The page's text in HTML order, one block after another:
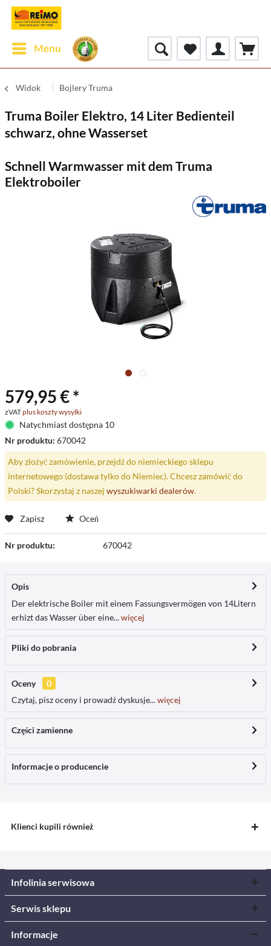
Menu
Widok Bojlery Truma
Truma Boiler Elektro, 14 Liter Bedienteil
schwarz, ohne Wasserset
Schnell Warmwasser mit dem Truma
Elektroboiler
579,95 € *
zVATplus koszty wysyłki
Natychmiast dostępna 10
Nr produktu: 670042
Aby złożyć zamówienie, przejdź do niemieckiego sklepu
internetowego (dostawa tylko do Niemiec). Chcesz zamówić do
Polski? Skorzystaj z naszej wyszukiwarki dealerów.
Zapisz Oceń
Nr produktu: 670042
Opis
Der elektrische Boiler mit einem Fassungsvermögen von 14Litern
erhizt das Wasser über eine...więcej
Pliki do pobrania
Oceny
0
Czytaj, pisz oceny i prowadź dyskusje...więcej
Części zamienne
Informacje o producencie
Klienci kupili również
Infolinia serwisowa
Serwis sklepu
Informacje